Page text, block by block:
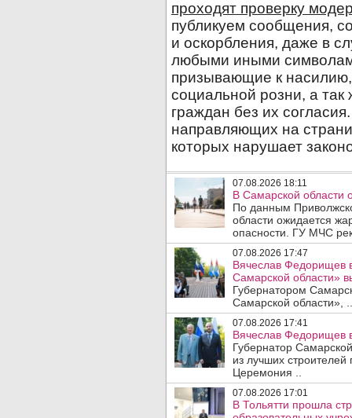
07.08.2026 18:11
В Самарской области
По данным
области ожидается
опасности. ГУ МЧС
07.08.2026 17:47
Вячеслав Федорищев
Самарской области»
Губернатором
Самарской области», ..
07.08.2026 17:41
Вячеслав Федорищев
Губернатор
из лучших
Церемония ..
07.08.2026 17:01
В Тольятти прошла